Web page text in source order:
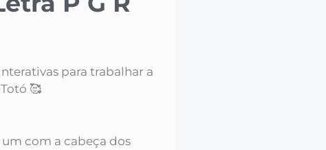
para trabalhar a
🥰
com a cabeça dos